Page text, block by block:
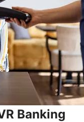
Banking